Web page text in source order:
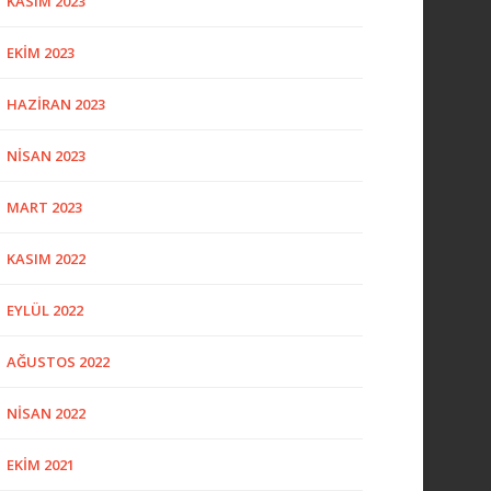
EKIM 2023
HAZIRAN 2023
NISAN 2023
MART 2023
KASIM 2022
EYLÜL 2022
AĞUSTOS 2022
NISAN 2022
EKIM 2021